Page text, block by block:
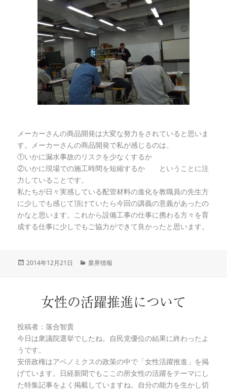
メーカーさんの商品開発は大変な努力をされていると思いま
す。メーカーさんの商品開発で私が感じるのは、
①いかに漏水事故のリスクを少なくするか
②いかに現場での施工時間を短縮するか ということに注
力していることです。
私たちが日々実感している配管材料の進化を教職員の先生方
に少しでも感じて頂けていたら今回の講義の意義があったの
かなと思います。これから設備工事の仕事に携わる方々を育
成する仕事に少しでもご協力ができて良かったと思います。
投
2014年12月21日
カ
ー
業界情報
女性の活躍推進について
投稿者：落合智貴
今日は衆議院選挙でしたね。自民党優位の結果に終わったよ
うです。
安倍政権はアベノミクスの政策の中で「女性活躍推進」を掲
げています。日経新聞でもここの所女性の活躍をテーマにし
た特集記事をよく掲載していますね。自分の能力を生かし切